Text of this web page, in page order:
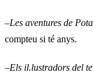
–Les aventures de
compteu si té anys.
–Els il.lustradors del